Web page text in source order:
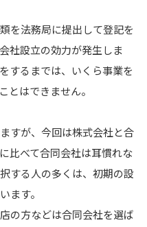
を法務局に提出して登記を
社設立の効力が発生しま
するまでは、いくら事業を
とはできません。
すが、今回は株式会社と合
比べて合同会社は耳慣れな
する人の多くは、初期の設
ます。
の方などは合同会社を選ば